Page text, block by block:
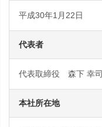
平成30年1月22日
代表者
代表取締役 森下 幸司
本社所在地